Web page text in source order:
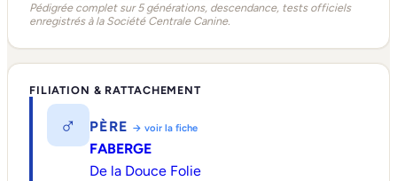
Pédigrée complet sur 5 générations, descendance, tests officiels
enregistrés à la Société Centrale Canine.
FILIATION & RATTACHEMENT
♂ PÈRE → voir la fiche
FABERGE
De la Douce Folie